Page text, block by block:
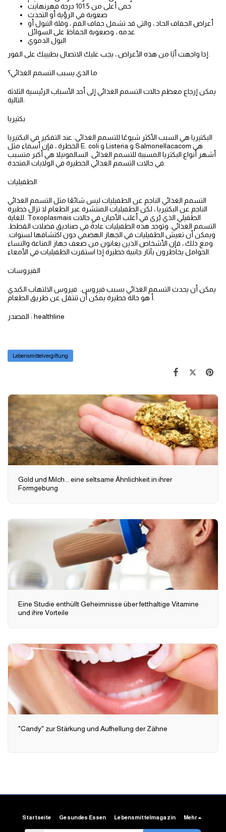
حمى أعلى من 101.5 درجة فهرنهايت
صعوبة في الرؤية أو التحدث
أعراض الجفاف الحاد ، والتي قد تشمل جفاف الفم ، وقلة التبول أو
عدمه ، وصعوبة الحفاظ على السوائل
البول الدموي
ما الذي يسبب التسمم الغذائي؟
يمكن إرجاع معظم حالات التسمم الغذائي إلى أحد الأسباب الرئيسية الثلاثة
التالية:
بكتيريا
البكتيريا هي السبب الأكثر شيوعًا للتسمم الغذائي. عند التفكير في البكتيريا
الخطرة ، فإن أسماء مثل E. coli و Listeria و Salmonellacacom هى
أشهر أنواع البكتريا المسببة للتسمم الغذائى. السالمونيلا هي أكبر متسبب
الطفيليات
التسمم الغذائي الناجم عن الطفيليات ليس شائعًا مثل التسمم الغذائي
الناجم عن البكتيريا ، لكن الطفيليات المنتشرة عبر الطعام لا تزال خطيرة
للغاية. Toxoplasmais الطفيلي الذي يُرى في أغلب الأحيان في حالات
التسمم الغذائي. وتوجد هذه الطفيليات عادةً في صناديق فضلات القطط.
ويمكن أن تعيش الطفيليات في الجهاز الهضمي دون اكتشافها لسنوات.
ومع ذلك ، فإن الأشخاص الذين يعانون من ضعف جهاز المناعة والنساء
الفيروسات
يمكن أن يحدث التسمم الغذائي بسبب فيروس. فيروس الالتهاب الكبدي
المصدر : healthline
Lebensmittelvergiftung
Gold und Milch... eine seltsame Ähnlichkeit in ihrer
Formgebung
Eine Studie enthüllt Geheimnisse über fetthaltige Vitamine
und ihre Vorteile
"Candy" zur Stärkung und Aufhellung der Zähne
Startseite Gesundes Essen Lebensmittelmagazin Mehr